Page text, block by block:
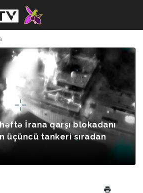
İrana qarşı blokadanı
üçüncü tankeri sıradan